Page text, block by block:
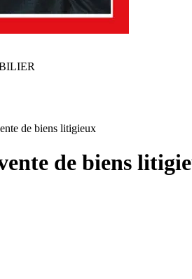
de biens litigieux
de biens